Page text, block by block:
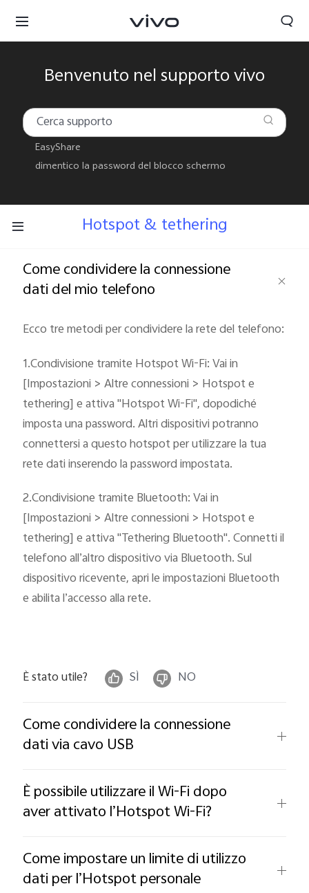
Benvenuto nel supporto vivo
EasyShare
dimentico la password del blocco schermo
Hotspot & tethering
Come condividere la connessione
dati del mio telefono
Ecco tre metodi per condividere la rete del telefono:
1.Condivisione tramite Hotspot Wi-Fi: Vai in
[Impostazioni > Altre connessioni > Hotspot e
tethering] e attiva "Hotspot Wi-Fi", dopodiché
imposta una password. Altri dispositivi potranno
connettersi a questo hotspot per utilizzare la tua
rete dati inserendo la password impostata.
2.Condivisione tramite Bluetooth: Vai in
[Impostazioni > Altre connessioni > Hotspot e
tethering] e attiva "Tethering Bluetooth". Connetti il
telefono all’altro dispositivo via Bluetooth. Sul
dispositivo ricevente, apri le impostazioni Bluetooth
e abilita l’accesso alla rete.
È stato utile? SÌ NO
Come condividere la connessione
dati via cavo USB
È possibile utilizzare il Wi-Fi dopo
aver attivato l’Hotspot Wi-Fi?
Come impostare un limite di utilizzo
dati per l’Hotspot personale